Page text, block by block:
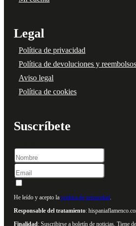
Legal
Política de privacidad
Política de devoluciones y reembolsos
Aviso legal
Política de cookies
Suscríbete
He leído y acepto la política de privacidad
Responsable del tratamiento:
Finalidad: Suscribirse a boletín de noticias. Tiene